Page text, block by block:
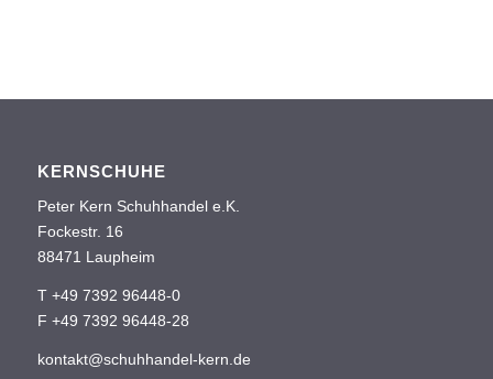
KERNSCHUHE
Peter Kern Schuhhandel e.K.
Fockestr. 16
88471 Laupheim
T +49 7392 96448-0
F +49 7392 96448-28
kontakt@schuhhandel-kern.de